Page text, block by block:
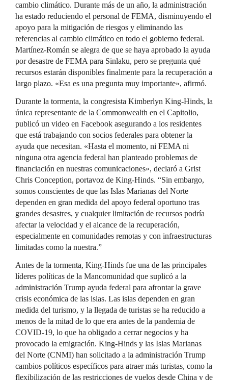
cambio climático. Durante más de un año, la administración
ha estado reduciendo el personal de FEMA, disminuyendo el
apoyo para la mitigación de riesgos y eliminando las
referencias al cambio climático en todo el gobierno federal.
Martínez-Román se alegra de que se haya aprobado la ayuda
por desastre de FEMA para Sinlaku, pero se pregunta qué
recursos estarán disponibles finalmente para la recuperación a
largo plazo. «Esa es una pregunta muy importante», afirmó.
Durante la tormenta, la congresista Kimberlyn King-Hinds, la
única representante de la Commonwealth en el Capitolio,
publicó un video en Facebook asegurando a los residentes
que está trabajando con socios federales para obtener la
ayuda que necesitan. «Hasta el momento, ni FEMA ni
ninguna otra agencia federal han planteado problemas de
financiación en nuestras comunicaciones», declaró a Grist
Chris Conception, portavoz de King-Hinds. “Sin embargo,
somos conscientes de que las Islas Marianas del Norte
dependen en gran medida del apoyo federal oportuno tras
grandes desastres, y cualquier limitación de recursos podría
afectar la velocidad y el alcance de la recuperación,
especialmente en comunidades remotas y con infraestructuras
limitadas como la nuestra.”
Antes de la tormenta, King-Hinds fue una de las principales
líderes políticas de la Mancomunidad que suplicó a la
administración Trump ayuda federal para afrontar la grave
crisis económica de las islas. Las islas dependen en gran
medida del turismo, y la llegada de turistas se ha reducido a
menos de la mitad de lo que era antes de la pandemia de
COVID-19, lo que ha obligado a cerrar negocios y ha
provocado la emigración. King-Hinds y las Islas Marianas
del Norte (CNMI) han solicitado a la administración Trump
cambios políticos específicos para atraer más turistas, como la
flexibilización de las restricciones de vuelos desde China y de